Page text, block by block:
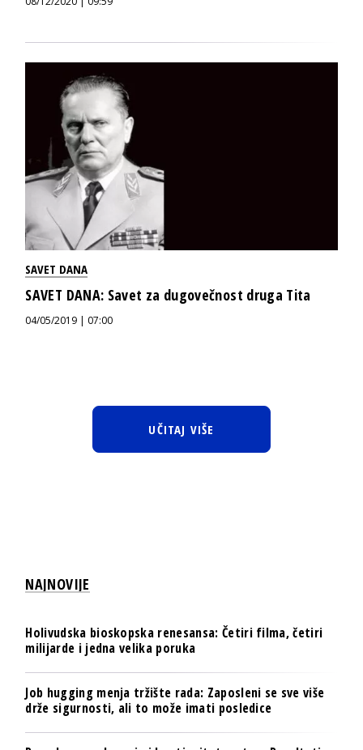
SAVET DANA
SAVET DANA: Savet za dugovečnost druga Tita
04/05/2019 | 07:00
UČITAJ VIŠE
NAJNOVIJE
Holivudska bioskopska renesansa: Četiri filma, četiri
milijarde i jedna velika poruka
Job hugging menja tržište rada: Zaposleni se sve više
drže sigurnosti, ali to može imati posledice